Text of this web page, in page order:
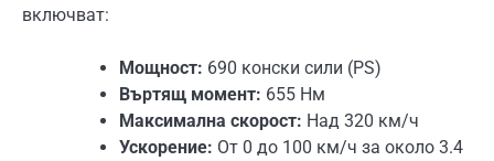
включват:
Мощност: 690 конски сили (PS)
Въртящ момент: 655 Нм
Максимална скорост: Над 320 км/ч
Ускорение: От 0 до 100 км/ч за около 3.4